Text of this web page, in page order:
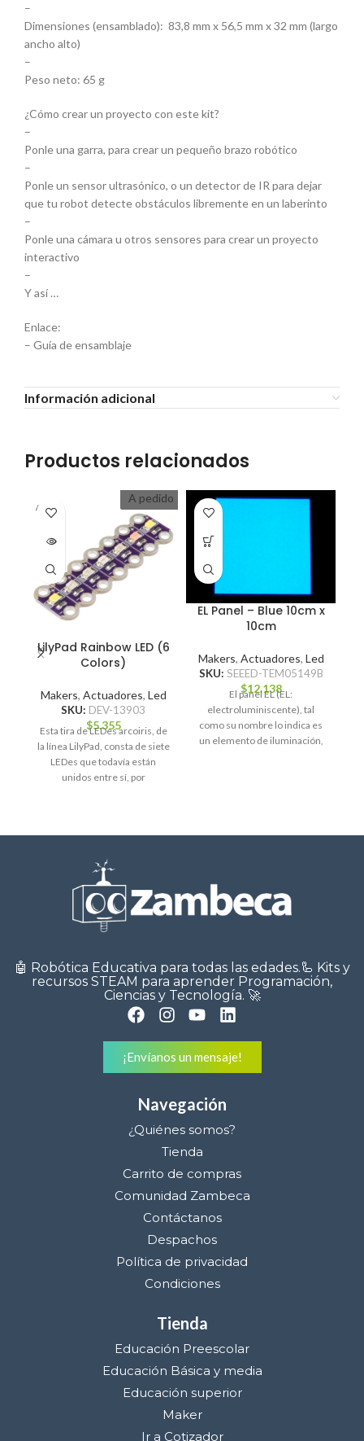
–
Dimensiones (ensamblado): 83,8 mm x 56,5 mm x 32 mm (largo
ancho alto)
–
Peso neto: 65 g
¿Cómo crear un proyecto con este kit?
–
Ponle una garra, para crear un pequeño brazo robótico
–
Ponle un sensor ultrasónico, o un detector de IR para dejar
que tu robot detecte obstáculos libremente en un laberinto
–
Ponle una cámara u otros sensores para crear un proyecto
interactivo
–
Y así …
Enlace:
– Guía de ensamblaje
Información adicional
Productos relacionados
A PEDI
DO
A pedido
LilyPad Rainbow LED (6
Colors)
Makers, Actuadores, Led
SKU: DEV-13903
$5.355
Esta tira de LEDes arcoiris, de
la línea LilyPad, consta de siete
LEDes que todavía están
unidos entre sí, por
EL Panel – Blue 10cm x
10cm
Makers, Actuadores, Led
SKU: SEEED-TEM05149B
$12.138
El panel EL (EL:
electroluminiscente), tal
como su nombre lo indica es
un elemento de iluminación,
🤖 Robótica Educativa para todas las edades.🦾 Kits y
recursos STEAM para aprender Programación,
Ciencias y Tecnología. 🚀
¡Envíanos un mensaje!
Navegación
¿Quiénes somos?
Tienda
Carrito de compras
Comunidad Zambeca
Contáctanos
Despachos
Política de privacidad
Condiciones
Tienda
Educación Preescolar
Educación Básica y media
Educación superior
Maker
Ir a Cotizador